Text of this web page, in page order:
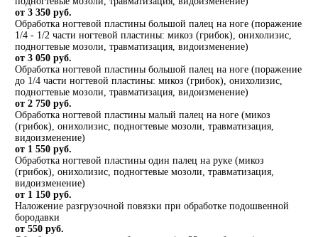
от 3 350 руб.
Обработка ногтевой пластины большой палец на ноге (поражение
1/4 - 1/2 части ногтевой пластины: микоз (грибок), онихолизис,
подногтевые мозоли, травматизация, видоизменение)
от 3 050 руб.
Обработка ногтевой пластины большой палец на ноге (поражение
до 1/4 части ногтевой пластины: микоз (грибок), онихолизис,
подногтевые мозоли, травматизация, видоизменение)
от 2 750 руб.
Обработка ногтевой пластины малый палец на ноге (микоз
(грибок), онихолизис, подногтевые мозоли, травматизация,
видоизменение)
от 1 550 руб.
Обработка ногтевой пластины один палец на руке (микоз
(грибок), онихолизис, подногтевые мозоли, травматизация,
видоизменение)
от 1 150 руб.
Наложение разгрузочной повязки при обработке подошвенной
бородавки
от 550 руб.